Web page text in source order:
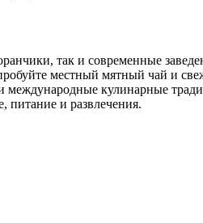
так и современные
местный мятный чай и
международные кулинарные
питание и развлечения.